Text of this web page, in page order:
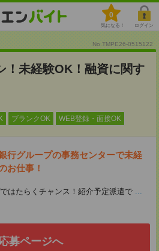
0
気になる！ ログイン
No.TMPE26-0515122
！未経験OK！融資に関す
ブランクOK WEB登録・面接OK
行グループの事務センターで未経
お仕事！
はたらくチャンス！紹介予定派遣で ...
募ページへ